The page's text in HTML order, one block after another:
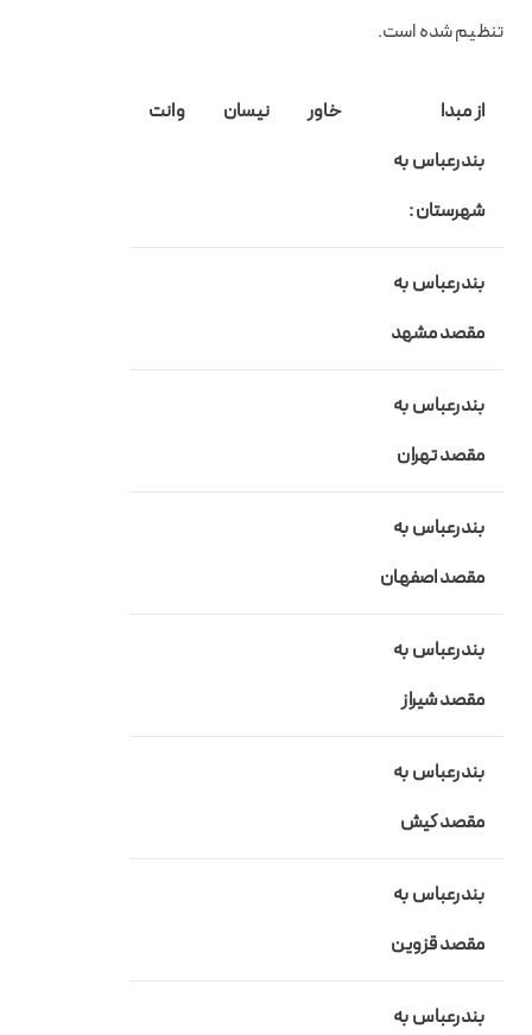
تنظیم شده است.
از مبدا
بندرعباس به
شهرستان :
خاور نیسان وانت
بندرعباس به
مقصد مشهد
بندرعباس به
مقصدتهران
بندرعباس به
مقصداصفهان
بندرعباس به
مقصدشیراز
بندرعباس به
مقصد کیش
بندرعباس به
مقصد قزوین
بندرعباس به